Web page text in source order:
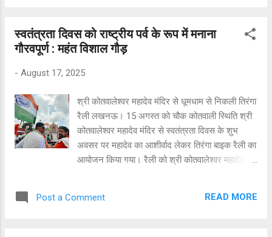
कितनी भी विपरीत हों, सत्य और धर्म के मार्ग पर अडिग
रहना ही सच्ची जीत है। गीता में उनके द्वारा दिए गए उपदेश
करने की शक्ति प्रदान करते हैं। जन्माष्टमी पर मंदिर में
सांयकाल से ही भजन कीर्तन का आयोजन शुरू हो गया था,
जो श्री कृष्ण के जन्म यानि रात 12 के बाद तक जारी
रहा। इस अवसर पर राधा रानी और श्री कृष्ण की आरती
उतारी और 56 भोग श्री कृष्ण को लगाया गया। जन्मोत्सव
में भारी संख्या में श्री कृष्ण भक्त सम्मिलित...
स्वतंत्रता दिवस को राष्ट्रीय पर्व के रूप में मनाना
गौरवपूर्ण : महंत विशाल गौड़
- August 17, 2025
श्री कोतवालेश्वर महादेव मंदिर से धूमधाम से निकली तिरंगा
रैली लखनऊ। 15 अगस्त को चौक कोतवाली स्थिति श्री
कोतवालेश्वर महादेव मंदिर से स्वतंत्रता दिवस के शुभ
अवसर पर महादेव का आशीर्वाद लेकर तिरंगा बाइक रैली का
आयोजन किया गया। रैली को श्री कोतवालेश्वर महादेव
स्वतंत्रता योद्धाओं द्वारा भारत को ब्रिटिश नियंत्रण से मुक्त
Post a Comment READ MORE